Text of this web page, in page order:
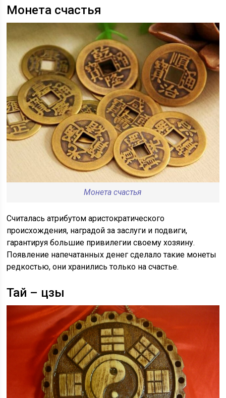
Монета счастья
Монета счастья
Считалась атрибутом аристократического
происхождения, наградой за заслуги и подвиги,
гарантируя большие привилегии своему хозяину.
Появление напечатанных денег сделало такие монеты
редкостью, они хранились только на счастье.
Тай – цзы